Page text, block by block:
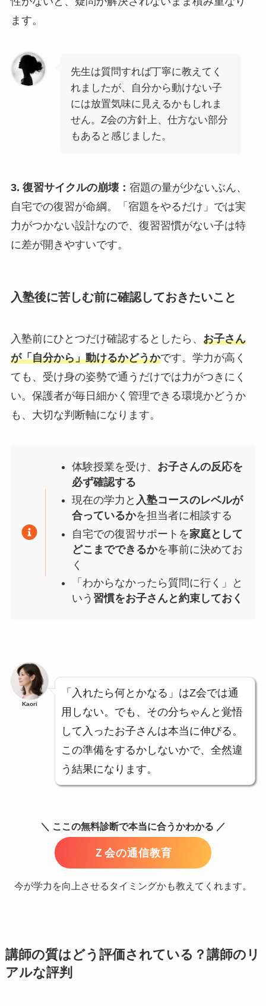
ます。
先生は質問すれば丁寧に教えてく
れましたが、自分から動けない子
には放置気味に見えるかもしれま
せん。Z会の方針上、仕方ない部分
もあると感じました。
3. 復習サイクルの崩壊： 宿題の量が少ないぶん、
自宅での復習が命綱。「宿題をやるだけ」では実
力がつかない設計なので、復習習慣がない子は特
に差が開きやすいです。
入塾後に苦しむ前に確認しておきたいこと
入塾前にひとつだけ確認するとしたら、 お子さん
が「自分から」動けるかどうかです。学力が高く
ても、受け身の姿勢で通うだけでは力がつきにく
い。保護者が毎日細かく管理できる環境かどうか
も、大切な判断軸になります。
体験授業を受け、 お子さんの反応を
必ず確認する
現在の学力と 入塾コースのレベルが
合っているかを担当者に相談する
自宅での復習サポートを家庭として
どこまでできるかを事前に決めてお
く
「わからなかったら質問に行く」と
いう 習慣をお子さんと約束しておく
Kaori
「入れたら何とかなる」はZ会では通
用しない。でも、その分ちゃんと覚悟
して入ったお子さんは本当に伸びる。
この準備をするかしないかで、全然違
う結果になります。
＼ ここの無料診断で本当に合うかわかる ／
Ｚ会の通信教育
今が学力を向上させるタイミングかも教えてくれます。
講師の質はどう評価されている？講師のリ
アルな評判